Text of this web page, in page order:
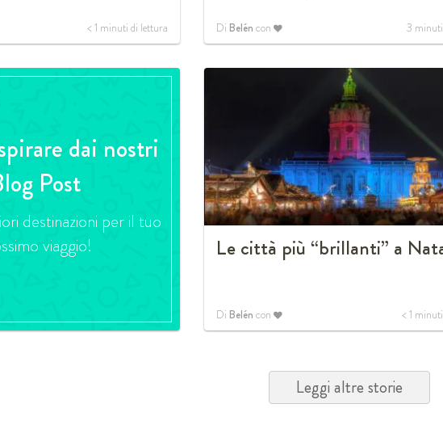
< 1 minuti di lettura Di Belén con 3
dai nostri
Post
destinazioni per il tuo
viaggio!
Le città più “brillanti” a
Di Belén con < 1
Leggi altre storie